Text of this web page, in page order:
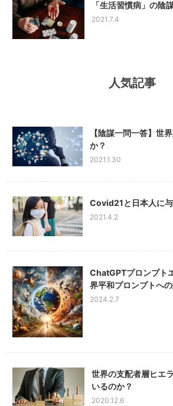
「生活習慣病」の陰
2021.7.4
人気記事
【陰謀一問一答】世
か？
2021.1.30
Covid21と日本人に与
2021.4.2
ChatGPTプロンプト
界平和プロンプトへ
2024.2.7
世界の支配者層ヒエ
いるのか？
2020.12.6